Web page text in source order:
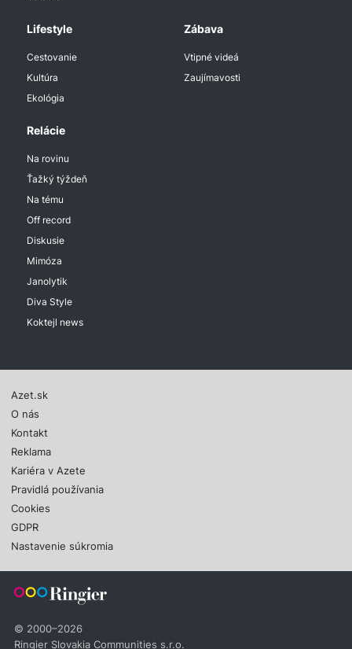
Lifestyle
Cestovanie
Kultúra
Ekológia
Zábava
Vtipné videá
Zaujímavosti
Relácie
Na rovinu
Ťažký týždeň
Na tému
Off record
Diskusie
Mimóza
Janolytik
Diva Style
Koktejl news
Azet.sk
O nás
Kontakt
Reklama
Kariéra v Azete
Pravidlá používania
Cookies
GDPR
Nastavenie súkromia
© 2000–2026
Ringier Slovakia Communities s.r.o.